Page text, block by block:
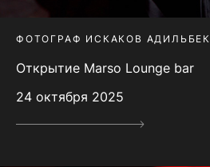
ФОТОГРАФ ИСКАКОВ АДИЛЬБЕК
Открытие Marso Lounge bar
24 октября 2025